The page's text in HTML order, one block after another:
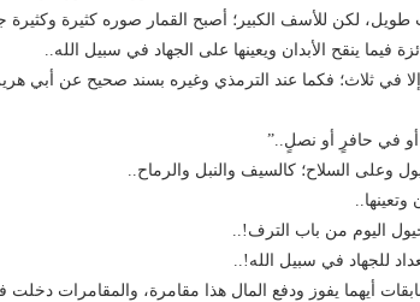
طويل، لكن للأسف الكبير؛ أصبح القمار صوره كثيرة وكثيرة
فيما ينقح الأبدان ويعينها على الجهاد في سبيل الله..
في ثلاث؛ فكما عند الترمذي وغيره بسند صحيح عن أبي
في حافرٍ أو نصلٍ..”
وعلى السلاح؛ كالسيف والنبل والرماح..
وتعينها..
اليوم من باب الترف!..
للجهاد في سبيل الله!..
أيهما يفوز ودفع المال هذا مقامرة، والمقامرات دخلت